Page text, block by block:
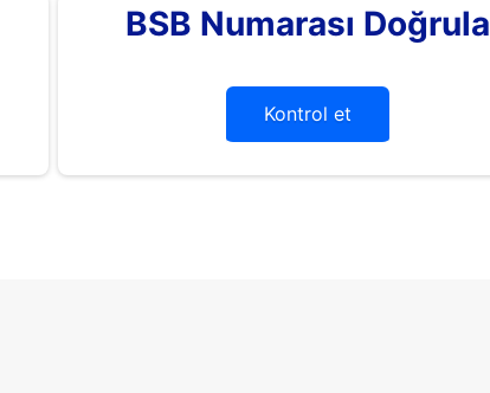
BSB Numarası Doğrula
Kontrol et